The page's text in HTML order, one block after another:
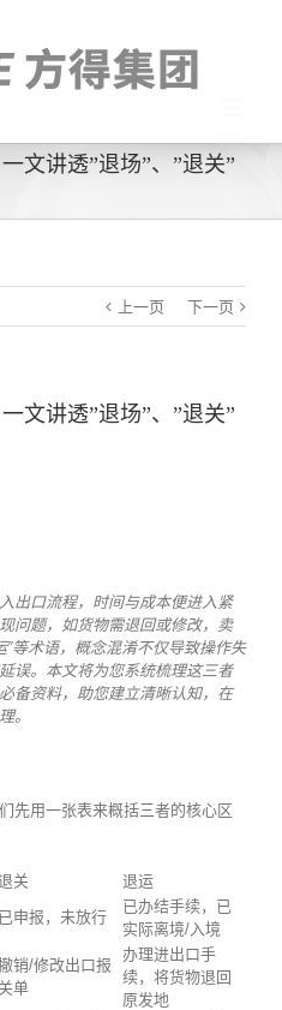
文讲透”退场”、”退关”
上一页 下一页
文讲透”退场”、”退关”
出口流程，时间与成本便进入紧
问题，如货物需退回或修改，卖
”等术语，概念混淆不仅导致操作失
误。本文将为您系统梳理这三者
备资料，助您建立清晰认知，在
。
先用一张表来概括三者的核心区
关
退运
已申报，未放行
已办结手续，已
实际离境/入境
销/修改出口报
关单
办理进出口手
续，将货物退回
原发地